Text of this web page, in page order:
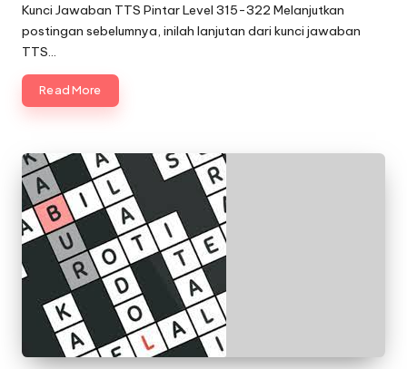
by
Kunci Jawaban TTS Pintar Level 315-322 Melanjutkan
postingan sebelumnya, inilah lanjutan dari kunci jawaban
TTS…
Read More